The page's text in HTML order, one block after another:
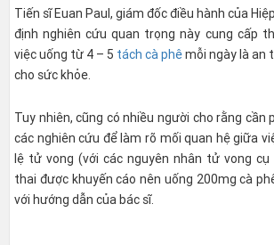
Tiến sĩ Euan Paul, giám đốc điều hành của
định nghiên cứu quan trọng này cung cấp
việc uống từ 4 – 5 tách cà phêmỗi ngày là an
cho sức khỏe.
Tuy nhiên, cũng có nhiều người cho rằng cần
các nghiên cứu để làm rõ mối quan hệ giữa
lệ tử vong (với các nguyên nhân tử vong
thai được khuyến cáo nên uống 200mg cà
với hướng dẫn của bác sĩ.